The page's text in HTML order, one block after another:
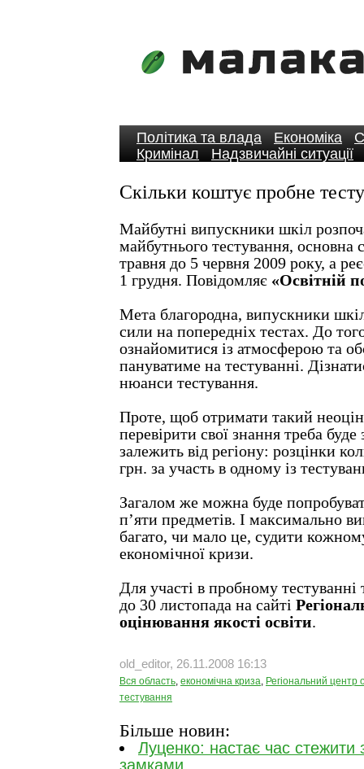
Політика та влада Економіка
Кримінал
Надзвичайні ситуації
Скільки коштує пробне
Майбутні випускники шкіл
майбутнього тестування, основна
травня до 5 червня 2009 року, а
1 грудня. Повідомляє «Освітній
Мета благородна, випускники
сили на попередніх тестах. До
ознайомитися із атмосферою та
пануватиме на тестуванні.
нюанси тестування.
Проте, щоб отримати такий
перевірити свої знання треба
залежить від регіону: розцінки
грн. за участь в одному із
Загалом же можна буде
п’яти предметів. І максимально
багато, чи мало це, судити
економічної кризи.
Для участі в пробному тестуванні
до 30 листопада на сайті
оцінювання якості освіти.
old_editor, 26.11.2008 16:13
Вся область, економічна криза, Регіональний центр
тестування
Більше новин:
Луценко: настає час
замками